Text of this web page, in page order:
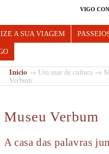
VIGO
de Vigo
A SUA VIAGEM
Início → Um mar de cultura →
Verbum
Museu Verbum
A casa das palavras